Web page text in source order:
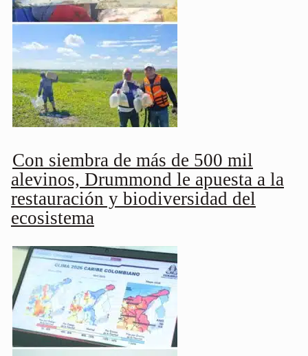
Con siembra de más de 500 mil
alevinos, Drummond le apuesta a la
restauración y biodiversidad del
ecosistema